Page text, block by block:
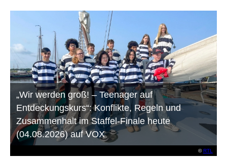
©RTL
„Wir werden groß! – Teenager auf
Entdeckungskurs“: Konflikte, Regeln und
Zusammenhalt im Staffel-Finale heute
(04.08.2026) auf VOX